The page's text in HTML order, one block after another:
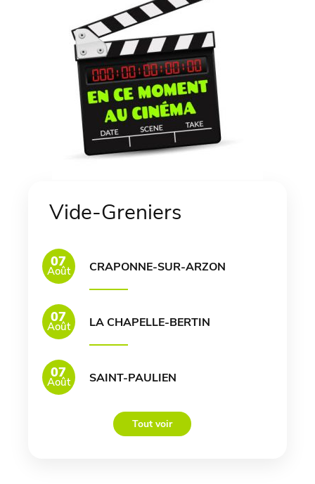
Vide-Greniers
07
Août CRAPONNE-SUR-ARZON
07
Août LA CHAPELLE-BERTIN
07
Août SAINT-PAULIEN
Tout voir